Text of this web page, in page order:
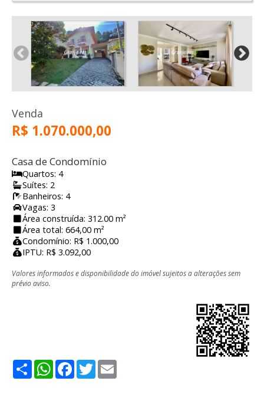
Venda
R$ 1.070.000,00
Casa de Condomínio
Quartos: 4
Suítes: 2
Banheiros: 4
Vagas: 3
Área construída: 312.00 m²
Área total: 664,00 m²
Condomínio: R$ 1.000,00
IPTU: R$ 3.092,00
Valores informados e disponibilidade do imóvel sujeitos a alterações sem
prévio aviso.
ShareWhatsApp
Facebook
Twitter